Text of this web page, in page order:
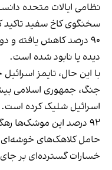
نظامی ایالات متحده
سخنگوی کاخ سفید تاکید
۹۰ درصد کاهش یافته
دیده یا نابود شده است.
با این حال، تایمز
اسرائیل شلیک کرده است.
۹۲ درصد این موشک‌ها
حامل کلاهک‌های
خسارات گسترده‌ای بر